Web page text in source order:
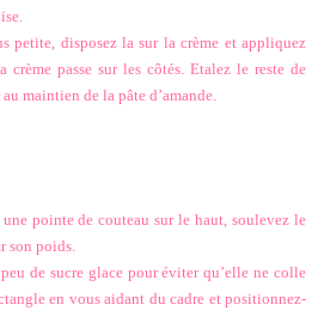
petite, disposez la sur la crème et appliquez
crème passe sur les côtés. Etalez le reste de
maintien de la pâte d’amande.
pointe de couteau sur le haut, soulevez le
son poids.
de sucre glace pour éviter qu’elle ne colle
en vous aidant du cadre et positionnez-